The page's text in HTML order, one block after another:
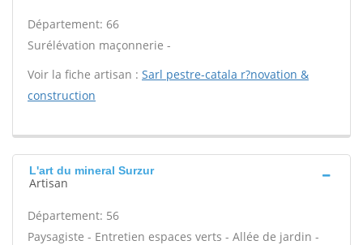
Département: 66
Surélévation maçonnerie -
Voir la fiche artisan : Sarl pestre-catala r?novation &
construction
L'art du mineral Surzur
Artisan
Département: 56
Paysagiste - Entretien espaces verts - Allée de jardin -